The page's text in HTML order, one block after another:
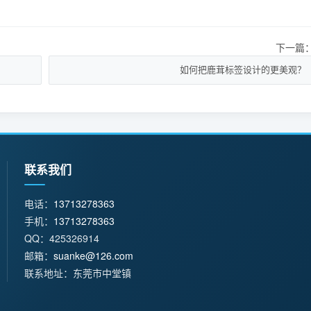
下一篇
如何把鹿茸标签设计的更美观？
联系我们
电话： 13713278363
手机： 13713278363
QQ：425326914
邮箱： suanke@126.com
联系地址：东莞市中堂镇